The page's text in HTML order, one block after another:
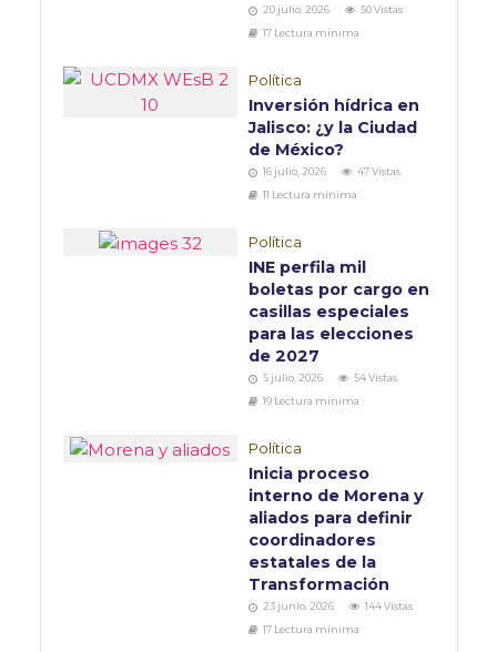
20 julio, 2026
50 Vistas
17 Lectura mínima
Política
Inversión hídrica en
Jalisco: ¿y la Ciudad
de México?
16 julio, 2026
47 Vistas
11 Lectura mínima
Política
INE perfila mil
boletas por cargo en
casillas especiales
para las elecciones
de 2027
5 julio, 2026
54 Vistas
19 Lectura mínima
Política
Inicia proceso
interno de Morena y
aliados para definir
coordinadores
estatales de la
Transformación
23 junio, 2026
144 Vistas
17 Lectura mínima